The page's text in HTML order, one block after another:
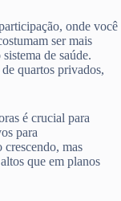
onde você
ser mais
de saúde.
quartos privados,
é crucial para
para
mas
que em planos